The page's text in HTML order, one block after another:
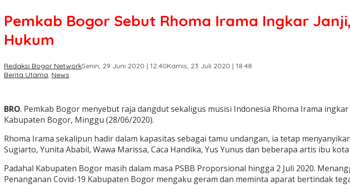
Pemkab Bogor Sebut Rhoma Irama Ingkar
Hukum
Redaksi Bogor NetworkSenin, 29 Juni 2020 | 12:40Kamis, 23 Juli 2020 | 18:48
Berita Utama, News
BRO. Pemkab Bogor menyebut raja dangdut sekaligus musisi Indonesia Rhoma Irama
Kabupaten Bogor, Minggu (28/06/2020).
Rhoma Irama sekalipun hadir dalam kapasitas sebagai tamu undangan, ia tetap
Sugiarto, Yunita Ababil, Wawa Marissa, Caca Handika, Yus Yunus dan beberapa artis ibu
Padahal Kabupaten Bogor masih dalam masa PSBB Proporsional hingga 2 Juli 2020.
Penanganan Covid-19 Kabupaten Bogor mengaku geram dan meminta aparat bertindak